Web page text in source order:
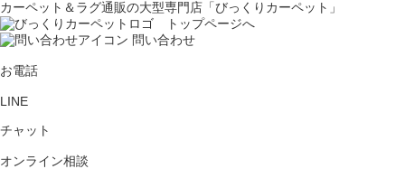
カーペット＆ラグ通販の大型専門店「びっくりカーペット」
問い合わせ
お電話
LINE
チャット
オンライン相談